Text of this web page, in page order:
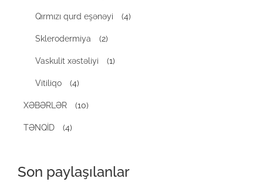
Qırmızı qurd eşənəyi (4)
Sklerodermiya (2)
Vaskulit xəstəliyi (1)
Vitiliqo (4)
XƏBƏRLƏR (10)
TƏNQİD (4)
Son paylaşılanlar